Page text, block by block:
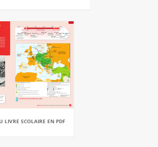
LIVRE SCOLAIRE EN PDF